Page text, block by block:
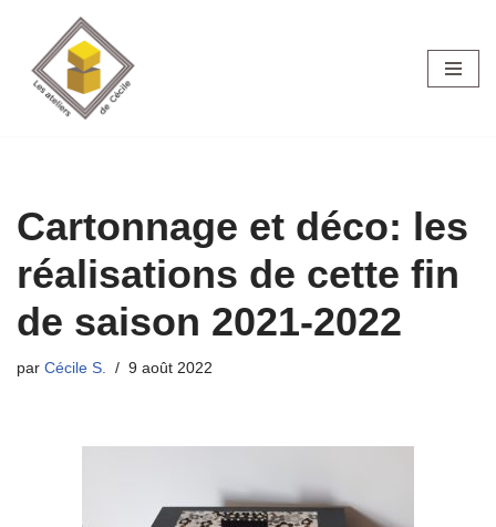
Aller
au
contenu
Cartonnage et déco: les
réalisations de cette fin
de saison 2021-2022
par Cécile S. 9 août 2022